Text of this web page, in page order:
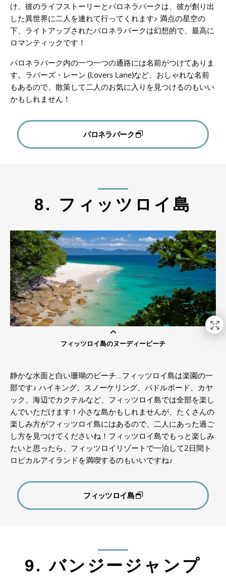
け、彼のライフストーリーとパロネラパークは、彼が創り出
した異世界に二人を連れて行ってくれます♪ 満点の星空の
下、ライトアップされたパロネラパークは幻想的で、最高に
ロマンティックです！
パロネラパーク内の一つ一つの通路には名前がつけてありま
す。ラバーズ・レーン (Lovers Lane)など、おしゃれな名前
もあるので、散策して二人のお気に入りを見つけるのもいい
かもしれません！
パロネラパーク
8. フィッツロイ島
フィッツロイ島のヌーディービーチ
静かな水面と白い珊瑚のビーチ…フィッツロイ島は楽園の一
部です♪ ハイキング、スノーケリング、パドルボード、カヤ
ック、海辺でカクテルなど、フィッツロイ島では全部を楽し
んでいただけます！小さな島かもしれませんが、たくさんの
楽しみ方がフィッツロイ島にはあるので、二人にあった過ご
し方を見つけてくださいね！フィッツロイ島でもっと楽しみ
たいと思ったら、フィッツロイリゾートで一泊して2日間ト
ロピカルアイランドを満喫するのもいいですね♪
フィッツロイ島
9. バンジージャンプ